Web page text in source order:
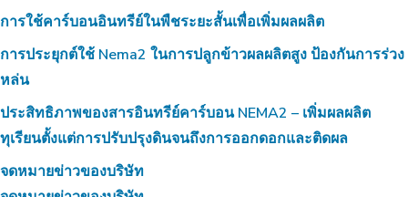
การใช้คาร์บอนอินทรีย์ในพืชระยะสั้นเพื่อเพิ่มผลผลิต
การประยุกต์ใช้ Nema2 ในการปลูกข้าวผลผลิตสูง ป้องกันการร่วง
หล่น
ประสิทธิภาพของสารอินทรีย์คาร์บอน NEMA2 – เพิ่มผลผลิต
ทุเรียนตั้งแต่การปรับปรุงดินจนถึงการออกดอกและติดผล
จดหมายข่าวของบริษัท